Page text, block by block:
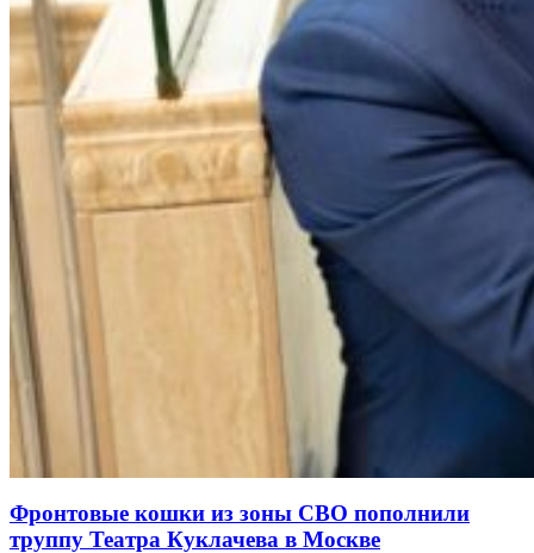
Фронтовые кошки из зоны СВО пополнили
труппу Театра Куклачева в Москве